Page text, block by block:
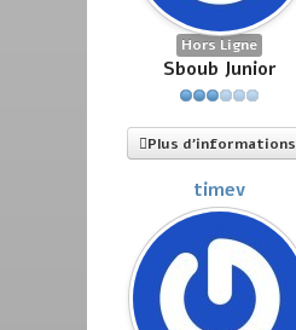
Hors Ligne
Sboub Junior
Plus d'informations
timev